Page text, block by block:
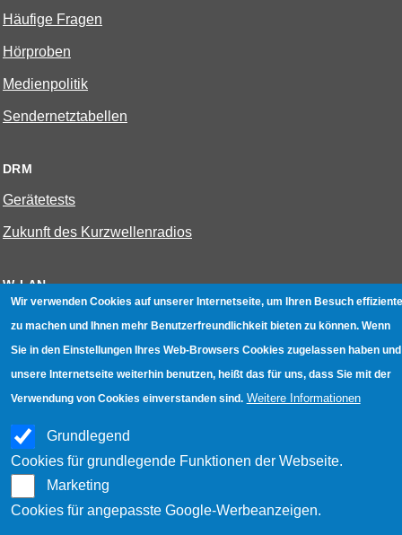
Häufige Fragen
Hörproben
Medienpolitik
Sendernetztabellen
DRM
Gerätetests
Zukunft des Kurzwellenradios
W-LAN
Geräte mit Aufnahmefunktion
Gerätetests
WLAN-Testbuch
Datenschutz| | Kontakt
Wir verwenden Cookies auf unserer Internetseite, um Ihren Besuch
zu machen und Ihnen mehr Benutzerfreundlichkeit bieten zu können. Wenn
Sie in den Einstellungen Ihres Web-Browsers Cookies zugelassen haben und
unsere Internetseite weiterhin benutzen, heißt das für uns, dass Sie mit der
Verwendung von Cookies einverstanden sind. Weitere Informationen
Grundlegend
Cookies für grundlegende Funktionen der Webseite.
Marketing
Cookies für angepasste Google-Werbeanzeigen.